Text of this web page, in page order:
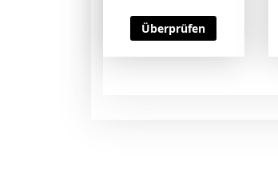
Überprüfen